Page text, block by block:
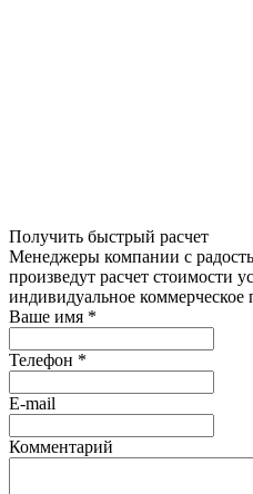
Получить быстрый расчет
Менеджеры компании с
произведут расчет стоимости
индивидуальное коммерческое
Ваше имя *
Телефон *
E-mail
Комментарий